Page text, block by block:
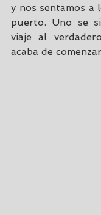
y nos sentamos a
puerto. Uno se
viaje al
acaba de